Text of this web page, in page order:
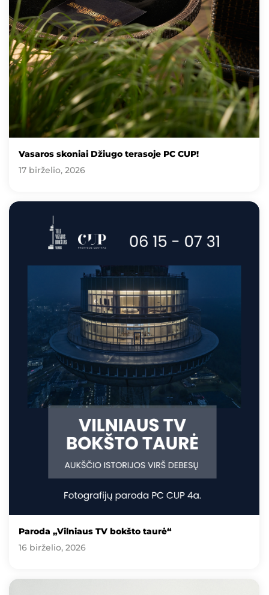
Vasaros skoniai Džiugo terasoje PC CUP!
17 birželio, 2026
Paroda „Vilniaus TV bokšto taurė“
16 birželio, 2026